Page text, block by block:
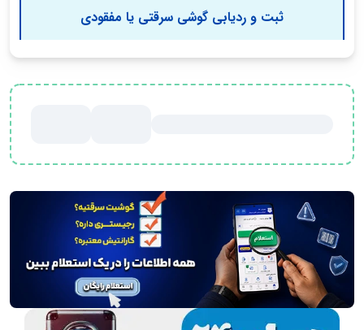
ثبت و ردیابی گوشی سرقتی یا مفقودی